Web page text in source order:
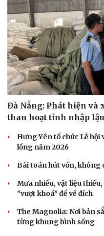
Du lịch
Tư vấn
Săn Tour
check-in
Đà Nẵng: Phát hiện
than hoạt tính nhập lậu
Hưng Yên tổ chức Lễ
lồng năm 2026
Bài toán hút vốn, không
Mưa nhiều, vật liệu
"vượt khoá" để về đích
The Magnolia: Nơi bản
từng khung hình sống